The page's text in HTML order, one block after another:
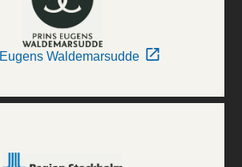
Waldemarsudde